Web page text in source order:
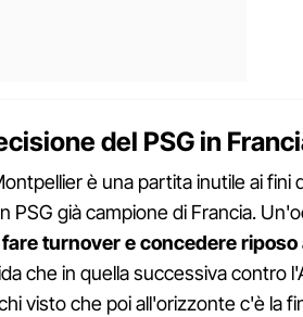
del PSG in
è una partita inutile ai fini
PSG già campione di Francia.
turnover e concedere riposo
che in quella successiva contro
visto che poi all'orizzonte c'è la